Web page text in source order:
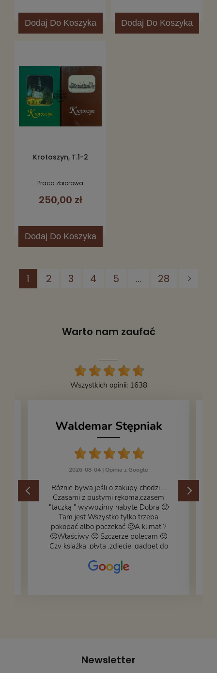
Dodaj Do Koszyka Dodaj Do Koszyka
Krotoszyn, T.1-2
Praca zbiorowa
250,00 zł
Dodaj Do Koszyka
1 2 3 4 5 ... 28
Warto nam zaufać
Wszystkich opinii: 1638
Waldemar Stępniak
2026-08-04 | Opinia z Google
Róznie bywa jeśli o zakupy chodzi ...
Czasami z pustymi rękoma,czasem
"taczką " wywozimy nabyte Dobra 🙂
Tam jest Wszystko tylko trzeba
pokopać albo poczekać 🙂A klimat ?
🙂Właściwy 🙂 Szczerze polecam 🙂
Czy książka ,płyta ,zdjęcie ,gadget do
bank 🙂
Newsletter